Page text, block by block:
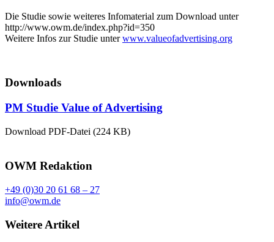
Die Studie sowie weiteres Infomaterial zum Download unter
http://www.owm.de/index.php?id=350
Weitere Infos zur Studie unterwww.valueofadvertising.org
Downloads
PM Studie Value of Advertising
Download PDF-Datei (224 KB)
OWM Redaktion
+49 (0)30 20 61 68 – 27
info@owm.de
Weitere Artikel